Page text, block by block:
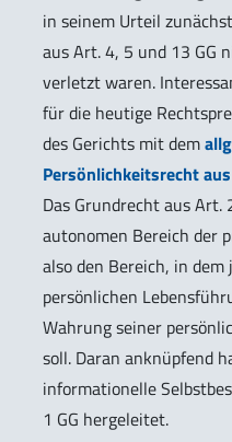
in seinem Urteil
aus Art. 4, 5 und 13 GG
verletzt waren.
für die heutige
des Gerichts mit dem
Persönlichkeitsrecht
Das Grundrecht aus Art.
autonomen Bereich der
also den Bereich, in
persönlichen
Wahrung seiner
soll. Daran anknüpfend
informationelle
1 GG hergeleitet.